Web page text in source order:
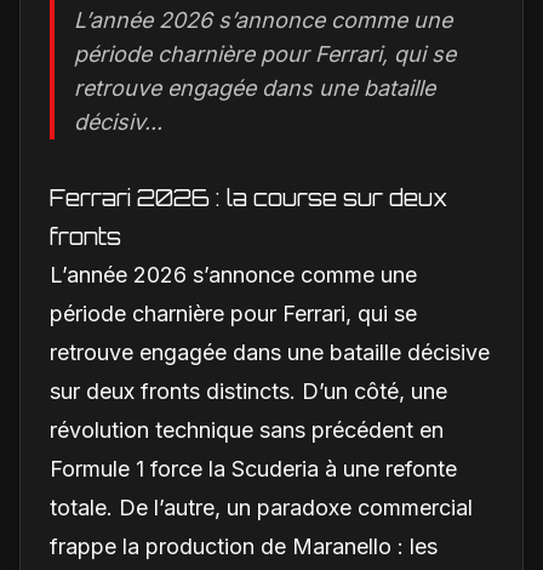
L’année 2026 s’annonce comme une
période charnière pour Ferrari, qui se
retrouve engagée dans une bataille
décisiv...
Ferrari 2026 : la course sur deux
fronts
L’année 2026 s’annonce comme une
période charnière pour Ferrari, qui se
retrouve engagée dans une bataille décisive
sur deux fronts distincts. D’un côté, une
révolution technique sans précédent en
Formule 1 force la Scuderia à une refonte
totale. De l’autre, un paradoxe commercial
frappe la production de Maranello : les